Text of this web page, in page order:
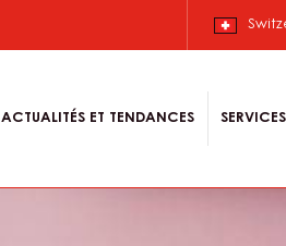
ACTUALITÉS ET TENDANCES SERVICES